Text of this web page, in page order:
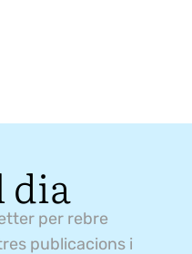
dia
per rebre
publicacions i